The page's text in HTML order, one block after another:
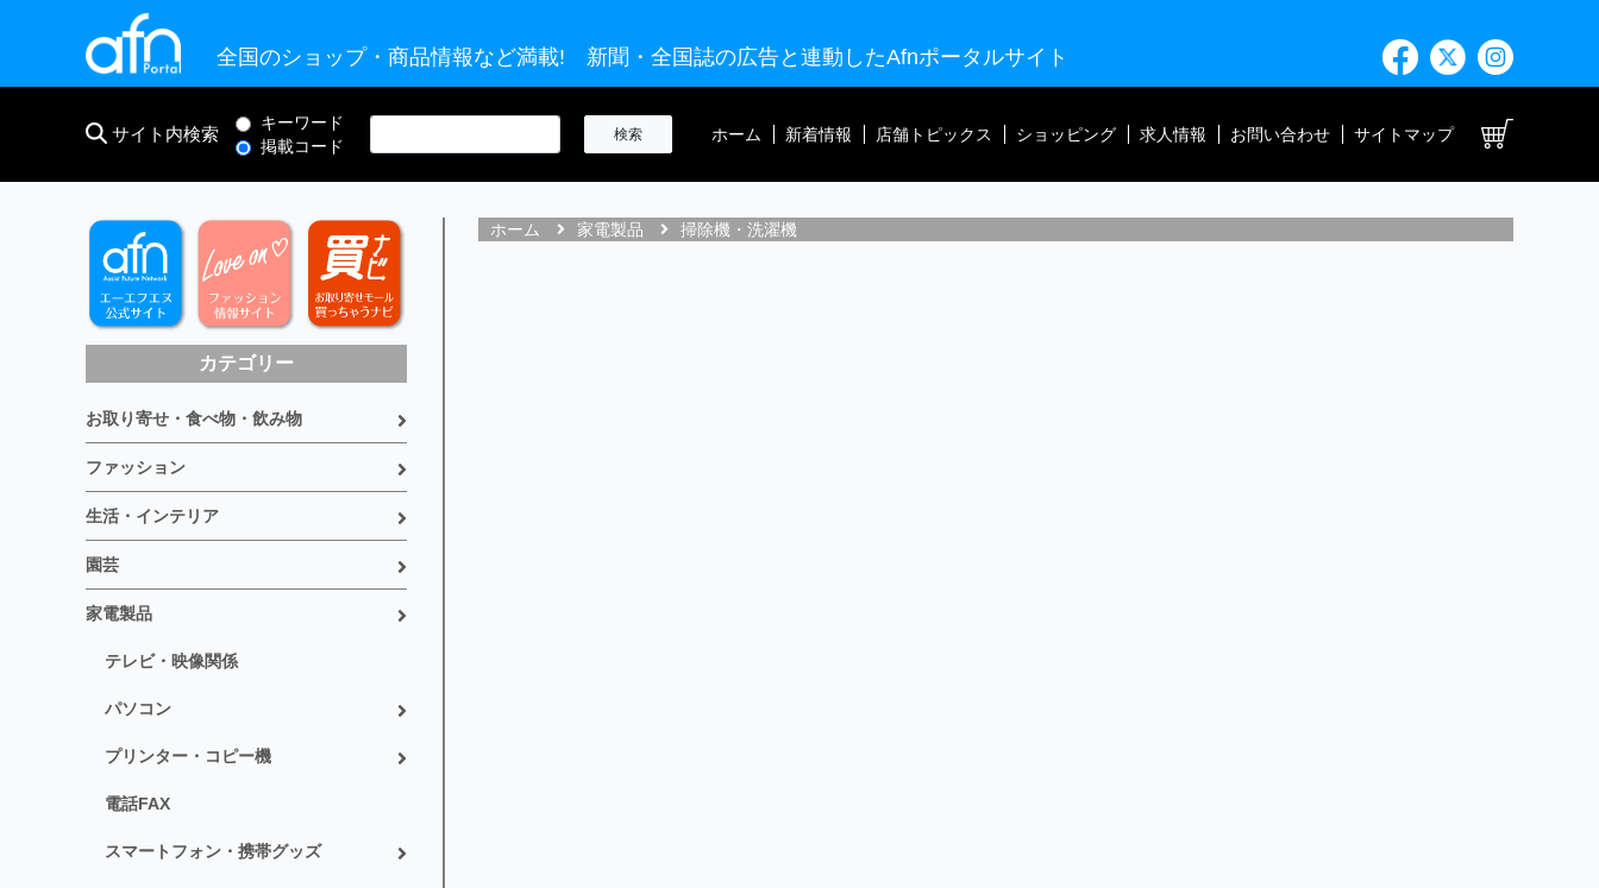
全国のショップ・商品情報など満載! 新聞・全国誌の広告と連動したAfnポータルサイト
サイト内検索
キーワード
掲載コード
ホーム 新着情報 店舗トピックス ショッピング 求人情報 お問い合わせ サイトマップ
カテゴリー
お取り寄せ・食べ物・飲み物
ファッション
生活・インテリア
園芸
家電製品
テレビ・映像関係
パソコン
プリンター・コピー機
電話FAX
スマートフォン・携帯グッズ
ホーム 家電製品 掃除機・洗濯機